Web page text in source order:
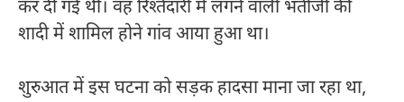
कर दी गई थी। वह रिश्तेदारी में लगने वाली भतीजी की
शादी में शामिल होने गांव आया हुआ था।
शुरुआत में इस घटना को सड़क हादसा माना जा रहा था,